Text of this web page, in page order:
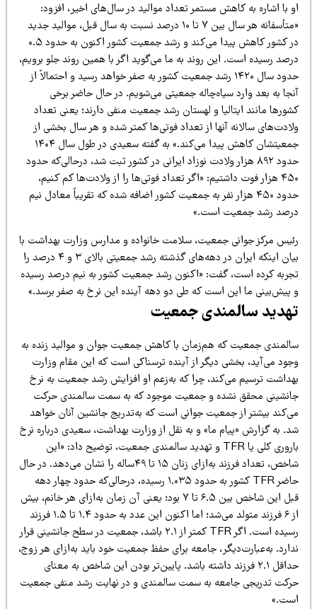
با اشاره به کاهش مستمر تعداد موالید در سال‌های اخیر، افزود:
«متأسفانه هر سال بین ۷ تا ۱۰ درصد نسبت به سال قبل، موالید جدید
در کشور کاهش پیدا می‌کند و رشد جمعیت کشور اکنون به حدود ۰.۵
رسیده است. این روند به ما می‌گوید اگر با همین روند جلو برویم،
حدود سال ۱۴۲۰ رشد جمعیت کشور به صفر خواهد رسید و احتمالاً از
به بعد وارد سیاه‌چاله جمعیتی می‌شویم. در حال حاضر برخی
مانند ایتالیا و لهستان رشد جمعیت منفی دارند؛ یعنی تعداد
سالانه آنها از تعداد فوتی‌ها کمتر شده و هر سال بخشی از
جمعیتشان کاهش پیدا می‌کند.» به گفته سعیدی در طول سال ۱۴۰۴
حدود ۸۹۲ هزار ولادت نوزاد ایرانی در کشور ثبت شد، درحالی‌که حدود
۴۵۰ هزار فوت داشتیم: «اگر تعداد فوتی‌ها را از ولادت‌ها کم کنیم،
حدود ۴۵۰ هزار نفر به جمعیت کشور اضافه شده که تقریباً معادل نیم
رشد جمعیت است.»
مرکز جوانی جمعیت، سلامت خانواده و مدارس وزارت بهداشت با
بیان اینکه ایران در دهه‌های گذشته رشد جمعیتی بالای ۳ و ۴ درصد را
کرده است، گفت: «اکنون رشد جمعیت کشور به نیم درصد رسیده
پیش‌بینی ما این است که طی دو دهه آینده این نرخ به صفر برسد.»
سالمندی جمعیت
جمعیت که هم‌زمان با کاهش جمعیت جوان و موالید زنده به
می‌آید، بخشی دیگر از آینده ترسناکی است که این مقام وزارت
ترسیم می‌کند، چرا که به‌زعم او افزایش رشد جمعیت به نرخ
محقق نشده و جمعیت موجود که به سمت سالمندی حرکت
بیشتر از جمعیت جوانی است که به‌تدریج جانشین آنان خواهد
به گزارش «پیام ما» و به نقل از وزارت بهداشت، سعیدی درباره نرخ
باروری کلی یا TFR و تهدید سالمندی جمعیت، توضیح داد: «این
شاخص، تعداد فرزند به‌ازای زنان ۱۵ تا ۴۹ساله را نشان می‌دهد. در حال
حاضر TFR کشور به حدود ۱.۰۳۵ رسیده، درحالی‌که حدود چهار دهه
قبل این شاخص بین ۶.۵ تا ۷ بود؛ یعنی آن زمان به‌ازای هر خانم، بیش
از ۶ فرزند متولد می‌شد؛ اما اکنون این عدد به حدود ۱.۴ تا ۱.۵ فرزند
رسیده است. اگر TFR کمتر از ۲.۱ باشد، جمعیت در سطح جانشینی قرار
به‌عبارت‌دیگر، جامعه برای حفظ جمعیت خود باید به‌ازای هر زوج،
حداقل ۲.۱ فرزند داشته باشد. پایین‌تر بودن این شاخص به معنای
تدریجی جامعه به سمت سالمندی و در نهایت رشد منفی جمعیت